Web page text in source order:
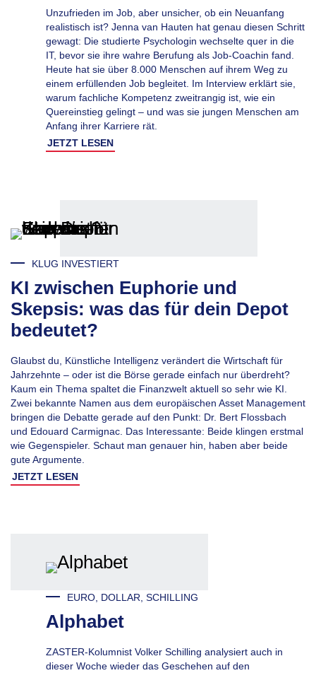
Unzufrieden im Job, aber unsicher, ob ein Neuanfang
realistisch ist? Jenna van Hauten hat genau diesen Schritt
gewagt: Die studierte Psychologin wechselte quer in die
IT, bevor sie ihre wahre Berufung als Job-Coachin fand.
Heute hat sie über 8.000 Menschen auf ihrem Weg zu
einem erfüllenden Job begleitet. Im Interview erklärt sie,
warum fachliche Kompetenz zweitrangig ist, wie ein
Quereinstieg gelingt – und was sie jungen Menschen am
Anfang ihrer Karriere rät.
JETZT LESEN
KLUG INVESTIERT
KI zwischen Euphorie und
Skepsis: was das für dein Depot
bedeutet?
Glaubst du, Künstliche Intelligenz verändert die Wirtschaft für
Jahrzehnte – oder ist die Börse gerade einfach nur überdreht?
Kaum ein Thema spaltet die Finanzwelt aktuell so sehr wie KI.
Zwei bekannte Namen aus dem europäischen Asset Management
bringen die Debatte gerade auf den Punkt: Dr. Bert Flossbach
und Edouard Carmignac. Das Interessante: Beide klingen erstmal
wie Gegenspieler. Schaut man genauer hin, haben aber beide
gute Argumente.
JETZT LESEN
EURO, DOLLAR, SCHILLING
Alphabet
ZASTER-Kolumnist Volker Schilling analysiert auch in
dieser Woche wieder das Geschehen auf den